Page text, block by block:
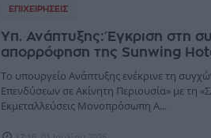
ΕΠΙΧΕΙΡΉΣΕΙΣ
Υπ. Ανάπτυξης: Έγκριση στη
απορρόφηση της Sunwing
Το υπουργείο Ανάπτυξης ενέκρινε τη
Επενδύσεων σε Ακίνητη Περιουσία» με τη
Εκμεταλλεύσεις Μονοπρόσωπη Α...